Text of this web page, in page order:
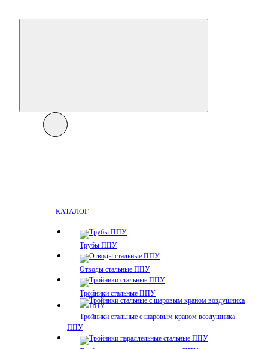
КАТАЛОГ
Трубы ППУ
Отводы стальные ППУ
Тройники стальные ППУ
Тройники стальные с шаровым краном воздушника
ППУ